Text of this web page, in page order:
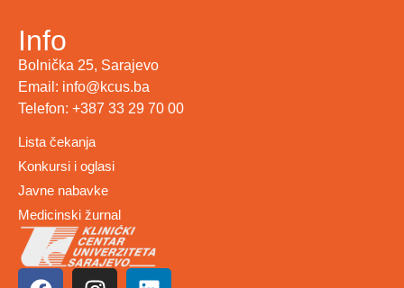
Info
Bolnička 25, Sarajevo
Email: info@kcus.ba
Telefon: +387 33 29 70 00
Lista čekanja
Konkursi i oglasi
Javne nabavke
Medicinski žurnal